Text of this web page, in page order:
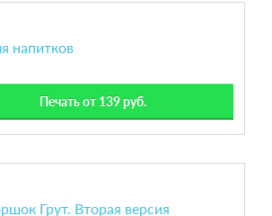
напитков
Печать от 139 руб.
Грут. Вторая версия